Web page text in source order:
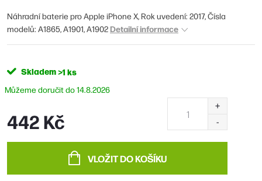
Náhradní baterie pro Apple iPhone X, Rok uvedení: 2017, Čísla
modelů: A1865, A1901, A1902Detailní informace
Skladem>1 ks
14.8.2026
442 Kč
VLOŽIT DO KOŠÍKU